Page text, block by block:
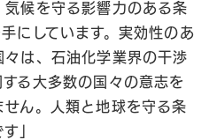
候を守る影響力のある条
にしています。実効性のあ
は、石油化学業界の干渉
る大多数の国々の意志を
ん。人類と地球を守る条
」